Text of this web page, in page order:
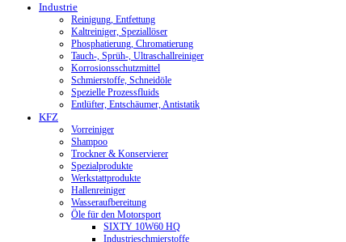
Industrie
Reinigung, Entfettung
Kaltreiniger, Speziallöser
Phosphatierung, Chromatierung
Tauch-, Sprüh-, Ultraschallreiniger
Korrosionsschutzmittel
Schmierstoffe, Schneidöle
Spezielle Prozessfluids
Entlüfter, Entschäumer, Antistatik
KFZ
Vorreiniger
Shampoo
Trockner & Konservierer
Spezialprodukte
Werkstattprodukte
Hallenreiniger
Wasseraufbereitung
Öle für den Motorsport
SIXTY 10W60 HQ
Industrieschmierstoffe